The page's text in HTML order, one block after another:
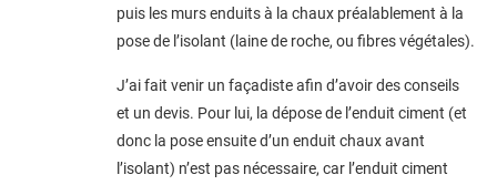
puis les murs enduits à la chaux préalablement à la
pose de l’isolant (laine de roche, ou fibres végétales).
J’ai fait venir un façadiste afin d’avoir des conseils
et un devis. Pour lui, la dépose de l’enduit ciment (et
donc la pose ensuite d’un enduit chaux avant
l’isolant) n’est pas nécessaire, car l’enduit ciment